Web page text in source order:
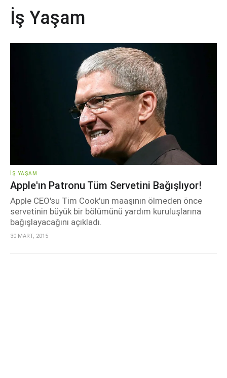
İş Yaşam
İŞ YAŞAM
Apple'ın Patronu Tüm Servetini Bağışlıyor!
Apple CEO'su Tim Cook'un maaşının ölmeden önce
servetinin büyük bir bölümünü yardım kuruluşlarına
bağışlayacağını açıkladı.
30 MART, 2015